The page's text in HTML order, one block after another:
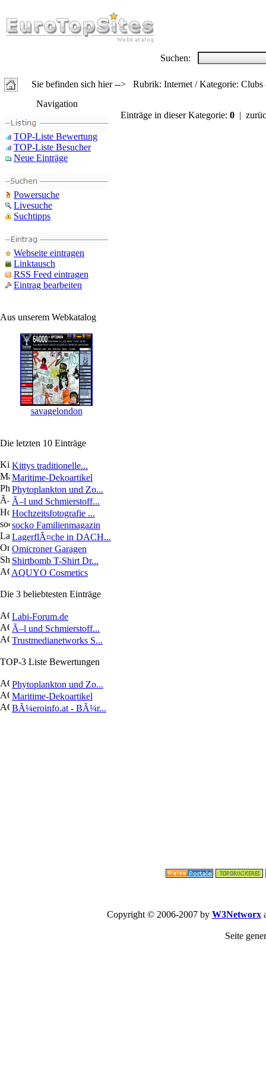
Suchen:
Sie befinden sich hier --> Rubrik: Internet / Kategorie: Clubs
Navigation
TOP-Liste Bewertung
TOP-Liste Besucher
Neue Einträge
Powersuche
Livesuche
Suchtipps
Webseite eintragen
Linktausch
RSS Feed eintragen
Eintrag bearbeiten
Aus unserem Webkatalog
savagelondon
Die letzten 10 Einträge
Kittys traditionelle...
Maritime-Dekoartikel
Phytoplankton und Zo...
Ã–l und Schmierstoff...
Hochzeitsfotografie ...
socko Familienmagazin
LagerflÃ¤che in DACH...
Omicroner Garagen
Shirtbomb T-Shirt Dr...
AQUYO Cosmetics
Die 3 beliebtesten Einträge
Labi-Forum.de
Ã–l und Schmierstoff...
Trustmedianetworks S...
TOP-3 Liste Bewertungen
Phytoplankton und Zo...
Maritime-Dekoartikel
BÃ¼eroinfo.at - BÃ¼r...
Einträge in dieser Kategorie: 0 |
Copyright © 2006-2007 by W3Networx
Seite